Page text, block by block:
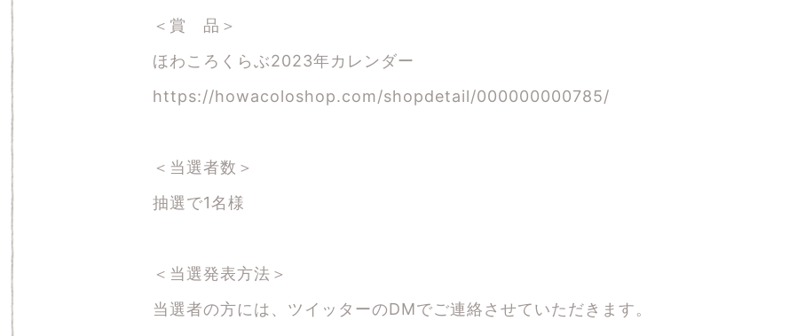
＜賞 品＞
ほわころくらぶ2023年カレンダー
https://howacoloshop.com/shopdetail/000000000785/
＜当選者数＞
抽選で1名様
＜当選発表方法＞
当選者の方には、ツイッターのDMでご連絡させていただきます。